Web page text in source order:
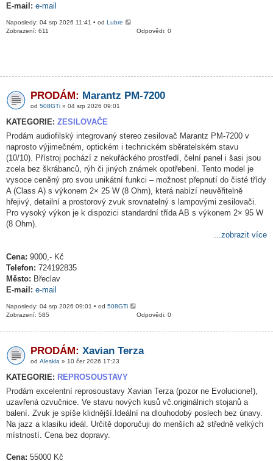
E-mail: e-mail
Naposledy: 04 srp 2026 11:41 • od Lubre
Odpovědi: 0
Zobrazení: 611
PRODÁM: Marantz PM-7200
od 508GTi » 04 srp 2026 09:01
KATEGORIE: ZESILOVAČE
Prodám audiofilský integrovaný stereo zesilovač Marantz PM-7200 v
naprosto výjimečném, optickém i technickém sběratelském stavu
(10/10). Přístroj pochází z nekuřáckého prostředí, čelní panel i šasi jsou
zcela bez škrábanců, rýh či jiných známek opotřebení. Tento model je
vysoce ceněný pro svou unikátní funkci – možnost přepnutí do čisté třídy
A (Class A) s výkonem 2× 25 W (8 Ohm), která nabízí neuvěřitelně
hřejivý, detailní a prostorový zvuk srovnatelný s lampovými zesilovači.
Pro vysoký výkon je k dispozici standardní třída AB s výkonem 2× 95 W
(8 Ohm).
...zobrazit více
Cena: 9000,- Kč
Telefon: 724192835
Město: Břeclav
E-mail: e-mail
Naposledy: 04 srp 2026 09:01 • od 508GTi
Odpovědi: 0
Zobrazení: 585
PRODÁM: Xavian Terza
od Aleskla » 10 čer 2026 17:23
KATEGORIE: REPROSOUSTAVY
Prodám excelentní reprosoustavy Xavian Terza (pozor ne Evolucione!),
uzavřená ozvučnice. Ve stavu nových kusů vč.originálnich stojanů a
balení. Zvuk je spíše klidnější.Ideální na dlouhodobý poslech bez únavy.
Na jazz a klasiku ideál. Určitě doporučuji do menších až středně velkých
místností. Cena bez dopravy.
Cena: 55000 Kč